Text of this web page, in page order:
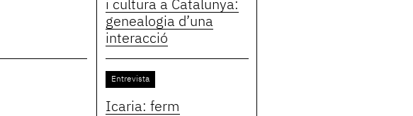
i cultura a Catalunya:
genealogia d’una
interacció
Entrevista
Icaria: ferm